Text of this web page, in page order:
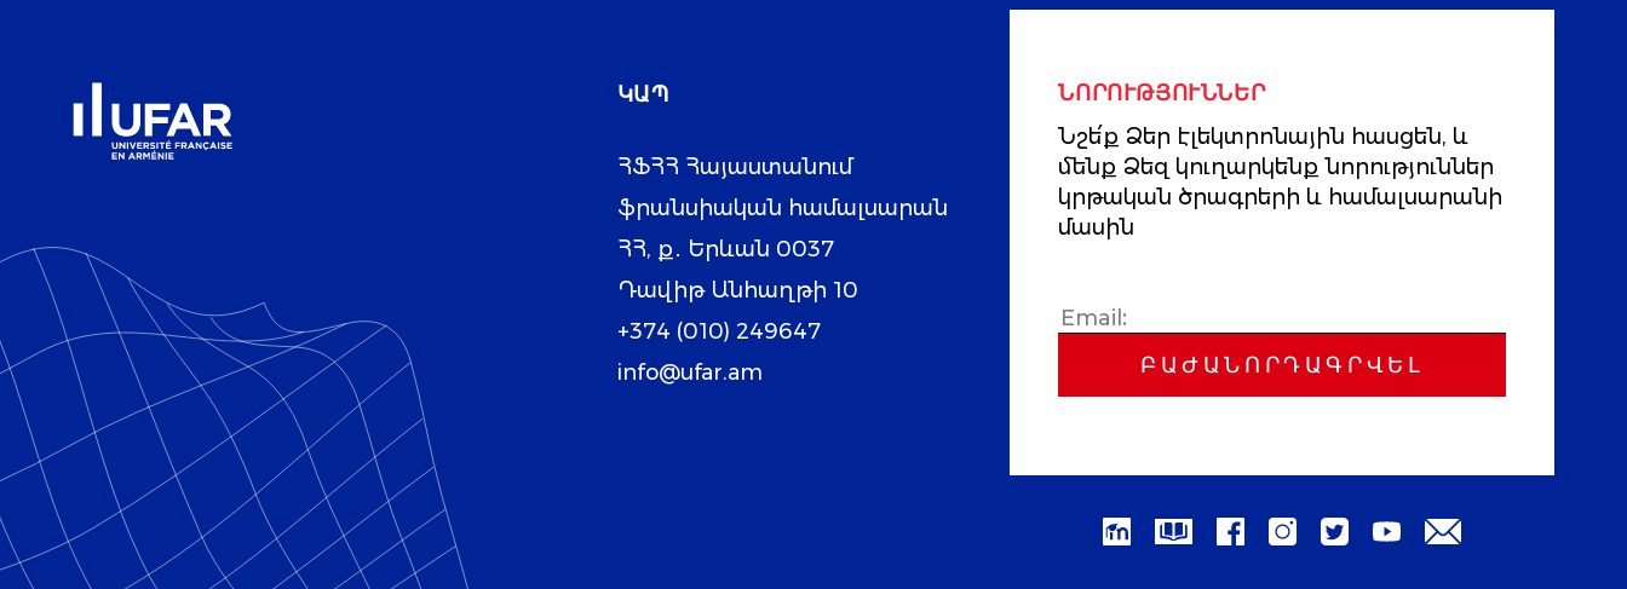
ԿԱՊ
ՀՖՀՀ Հայաստանում
ֆրանսիական համալսարան
ՀՀ, ք․ Երևան 0037
Դավիթ Անհաղթի 10
+374 (010) 249647
info@ufar.am
ՆՈՐՈՒԹՅՈՒՆՆԵՐ
Նշե՛ք Ձեր էլեկտրոնային հասցեն, և
մենք Ձեզ կուղարկենք նորություններ
կրթական ծրագրերի և համալսարանի
մասին
ԲԱԺԱՆՈՐԴԱԳՐՎԵԼ